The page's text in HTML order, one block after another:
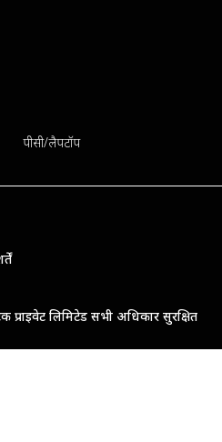
पीसी/लैपटॉप
लिमिटेड सभी अधिकार सुरक्षित